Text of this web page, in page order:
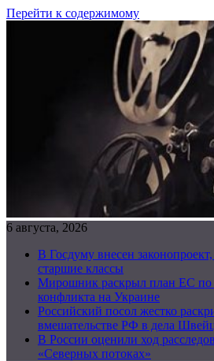
Перейти к содержимому
6 августа, 2026
В Госдуму внесен
старшие классы
Мирошник раскрыл план ЕС по
конфликта на Украине
Российский посол жестко
вмешательстве РФ в дела
В России оценили ход
«Северных потоках»